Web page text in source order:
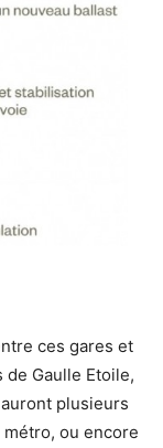
ces gares et
Gaulle Etoile,
plusieurs
ou encore